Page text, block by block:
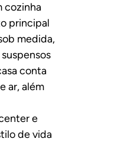
cozinha
principal
medida,
conta
ar, além
e
de vida